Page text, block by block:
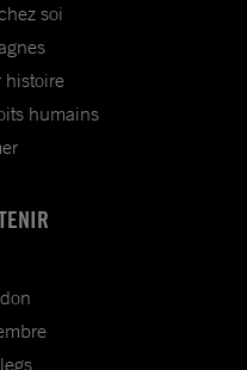
soi
histoire
humains